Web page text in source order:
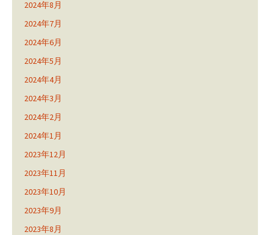
2024年8月
2024年7月
2024年6月
2024年5月
2024年4月
2024年3月
2024年2月
2024年1月
2023年12月
2023年11月
2023年10月
2023年9月
2023年8月